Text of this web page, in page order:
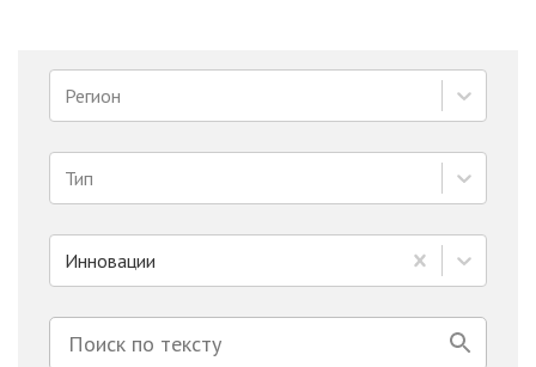
Регион
Тип
Инновации